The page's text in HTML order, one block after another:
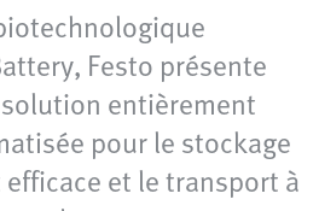
Festo présente
entièrement
pour le stockage
et le transport à